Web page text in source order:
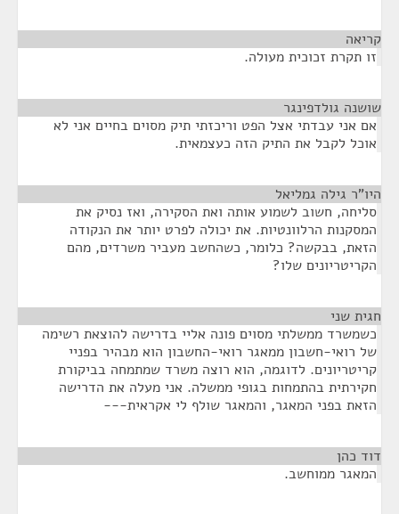
קריאה
זו תקרת זכוכית מעולה.
שושנה גולדפינגר
אם אני עבדתי אצל הפט וריכזתי תיק מסוים בחיים אני לא
אוכל לקבל את התיק הזה כעצמאית.
היו"ר גילה גמליאל
סליחה, חשוב לשמוע אותה ואת הסקירה, ואז נסיק את
המסקנות הרלוונטיות. את יכולה לפרט יותר את הנקודה
הזאת, בבקשה? כלומר, כשהחשב מעביר משרדים, מהם
הקריטריונים שלו?
חגית שני
כשמשרד ממשלתי מסוים פונה אליי בדרישה להוצאת רשימה
של רואי-חשבון ממאגר רואי-החשבון הוא מבהיר בפניי
קריטריונים. לדוגמה, הוא רוצה משרד שמתמחה בביקורת
חקירתית בהתמחות בגופי ממשלה. אני מעלה את הדרישה
הזאת בפני המאגר, והמאגר שולף לי אקראית---
דוד כהן
המאגר ממוחשב.